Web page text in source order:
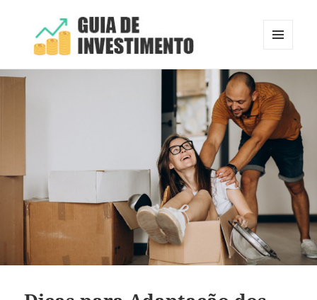
Guia de Investimento
E